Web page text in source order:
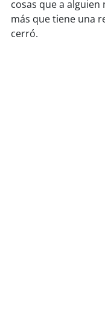
cosas que a
más que tiene una
cerró.